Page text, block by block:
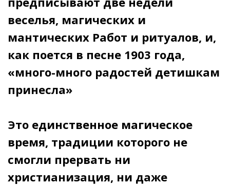
веселья, магических и
мантических Работ и ритуалов, и,
как поется в песне 1903 года,
«много-много радостей детишкам
принесла»
Это единственное магическое
время, традиции которого не
смогли прервать ни
христианизация, ни даже